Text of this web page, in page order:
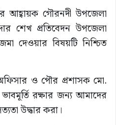
আহ্বায়ক গৌরনদী উপজেলা
শেখ প্রতিবেদন উপজেলা
দেওয়ার বিষয়টি নিশ্চিত
অফিসার ও পৌর প্রশাসক মো.
রক্ষার জন্য আমাদের
উদ্ধার করা।